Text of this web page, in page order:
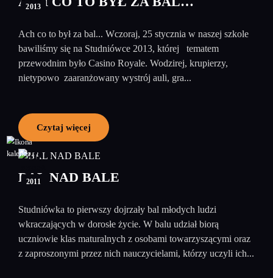
2013
Ach co to był za bal... Wczoraj, 25 stycznia w naszej szkole
bawiliśmy się na Studniówce 2013, której tematem
przewodnim było Casino Royale. Wodzirej, krupierzy,
nietypowo zaaranżowany wystrój auli, gra...
Czytaj więcej
20
2011
BAL NAD BALE
Studniówka to pierwszy dojrzały bal młodych ludzi
wkraczających w dorosłe życie. W balu udział biorą
uczniowie klas maturalnych z osobami towarzyszącymi oraz
z zaproszonymi przez nich nauczycielami, którzy uczyli ich...